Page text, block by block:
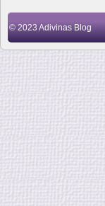
© 2023Adivinas Blog